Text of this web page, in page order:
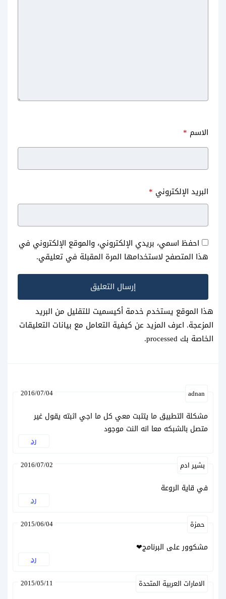
الاسم *
البريد الإلكتروني *
احفظ اسمي، بريدي الإلكتروني، والموقع الإلكتروني في
هذا المتصفح لاستخدامها المرة المقبلة في تعليقي.
هذا الموقع يستخدم خدمة أكيسميت للتقليل من البريد
المزعجة. اعرف المزيد عن كيفية التعامل مع بيانات التعليقات
الخاصة بك processed
.
adnan
2016/07/04
مشكلة التطبيق ما يتثبت معي كل ما اجي اثبته يقول غير
متصل بالشبكه معا انه النت موجود
رد
بشير ادم 2016/07/02
في قاية الروعة
رد
حمزة 2015/06/04
مشكوور على البرنامج❤
رد
الامارات العربية المتحدة 2015/05/11